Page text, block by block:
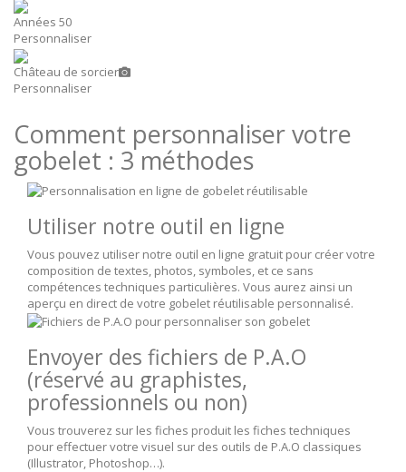
Années 50
Personnaliser
Château de sorcier
Personnaliser
Comment personnaliser votre
gobelet : 3 méthodes
Utiliser notre outil en ligne
Vous pouvez utiliser notre outil en ligne gratuit pour créer votre
composition de textes, photos, symboles, et ce sans
compétences techniques particulières. Vous aurez ainsi un
aperçu en direct de votre gobelet réutilisable personnalisé.
Envoyer des fichiers de P.A.O
(réservé au graphistes,
professionnels ou non)
Vous trouverez sur les fiches produit les fiches techniques
pour effectuer votre visuel sur des outils de P.A.O classiques
(Illustrator, Photoshop…).